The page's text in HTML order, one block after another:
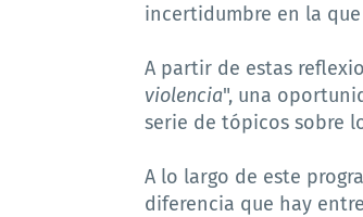
incertidumbre en la
A partir de estas
violencia", una
serie de tópicos sobre
A lo largo de este
diferencia que hay